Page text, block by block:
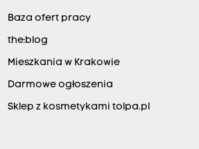
Baza ofert pracy
the:blog
Mieszkania w Krakowie
Darmowe ogłoszenia
Sklep z kosmetykami tolpa.pl